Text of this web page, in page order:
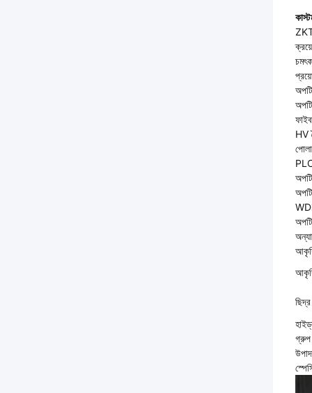
HV
ছিদ্র
গ্রুপ